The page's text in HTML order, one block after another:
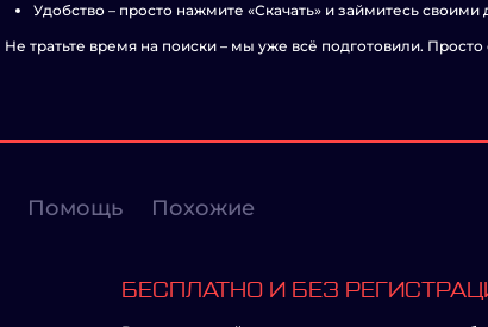
Удобство – просто нажмите «Скачать» и займитесь своими
Не тратьте время на поиски – мы уже всё подготовили. Просто
Помощь Похожие
БЕСПЛАТНО И БЕЗ